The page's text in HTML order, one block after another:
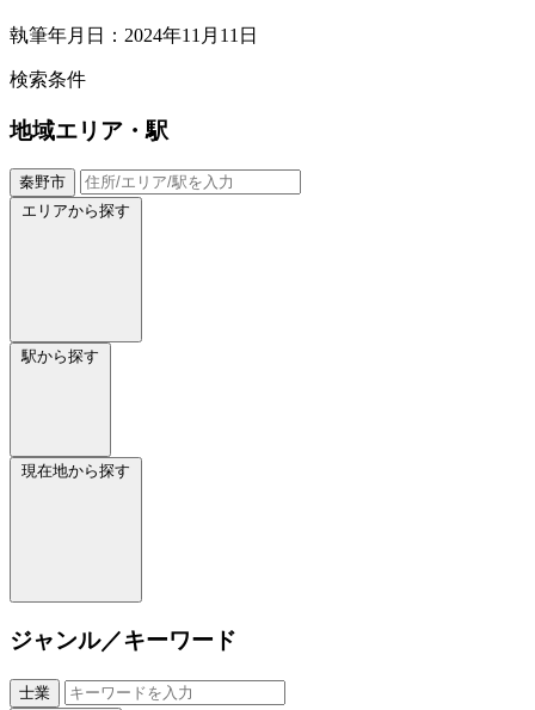
執筆年月日：2024年11月11日
検索条件
地域エリア・駅
秦野市
エリアから探す
駅から探す
現在地から探す
ジャンル／キーワード
士業